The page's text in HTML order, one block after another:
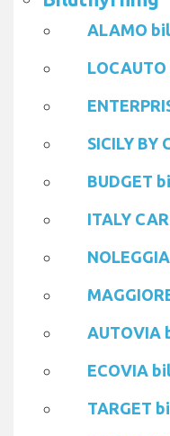
ALAMO
SICILY BY
BUDGET
ITALY
AUTOVIA
ECOVIA
TARGET